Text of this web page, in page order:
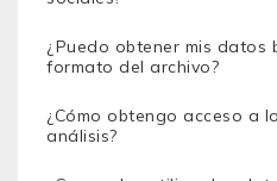
¿Puedo obtener mis datos
formato del archivo?
¿Cómo obtengo acceso a
análisis?